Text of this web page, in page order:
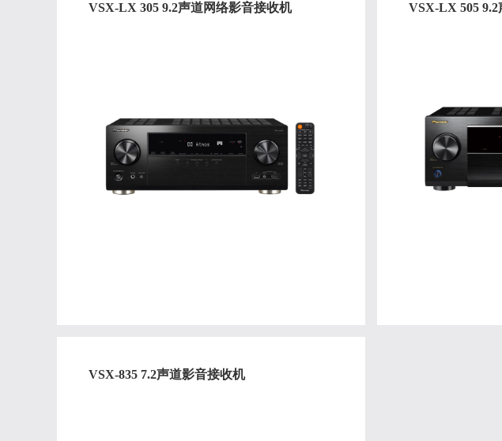
VSX-LX 305 9.2声道网络影音接收机 VSX-LX 505
VSX-835 7.2声道影音接收机